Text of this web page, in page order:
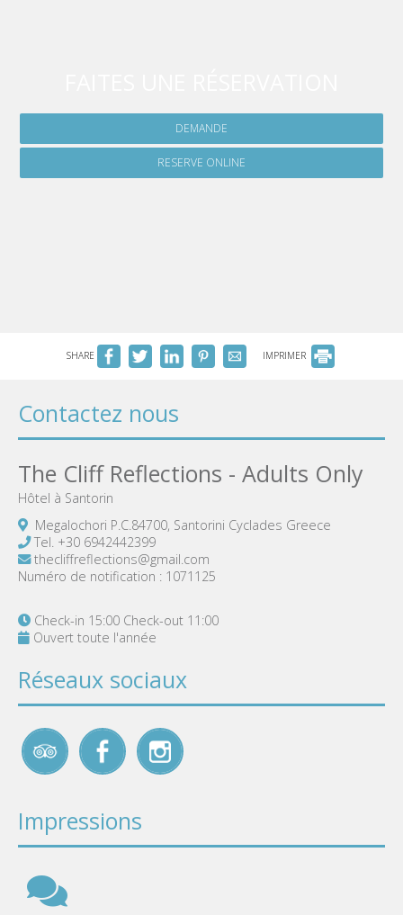
DEMANDE
RESERVE ONLINE
SHARE IMPRIMER
Contactez nous
The Cliff Reflections - Adults Only
Hôtel à Santorin
Megalochori P.C.84700, Santorini Cyclades Greece
Tel. +30 6942442399
thecliffreflections@gmail.com
Numéro de notification : 1071125
Check-in 15:00 Check-out 11:00
Ouvert toute l'année
Réseaux sociaux
Impressions